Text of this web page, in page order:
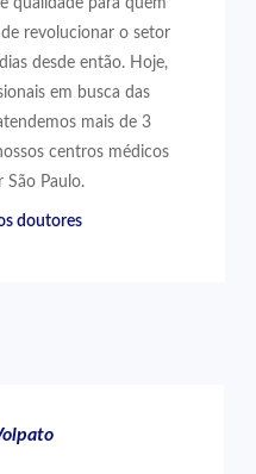
revolucionar o setor
desde então. Hoje,
em busca das
mais de 3
centros médicos
São Paulo.
doutores